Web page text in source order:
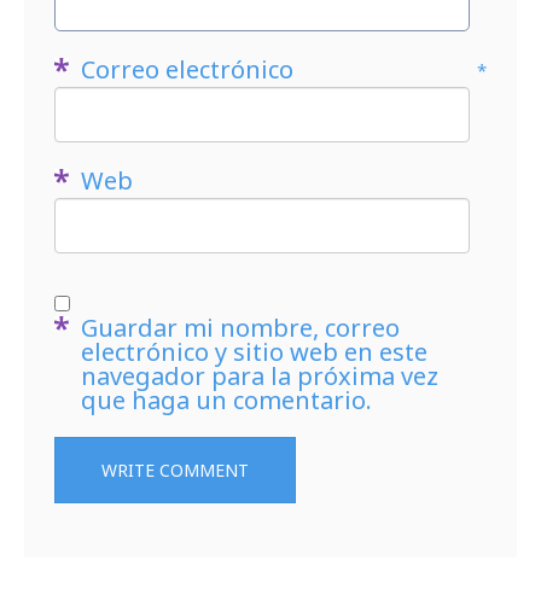
Correo electrónico *
Web
Guardar mi nombre, correo
electrónico y sitio web en este
navegador para la próxima vez
que haga un comentario.